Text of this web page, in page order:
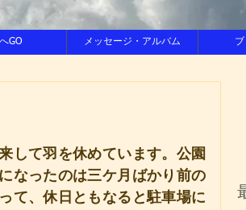
GO メッセージ・アルバム
して羽を休めています。公園
なったのは三ケ月ばかり前の
て、休日ともなると駐車場に